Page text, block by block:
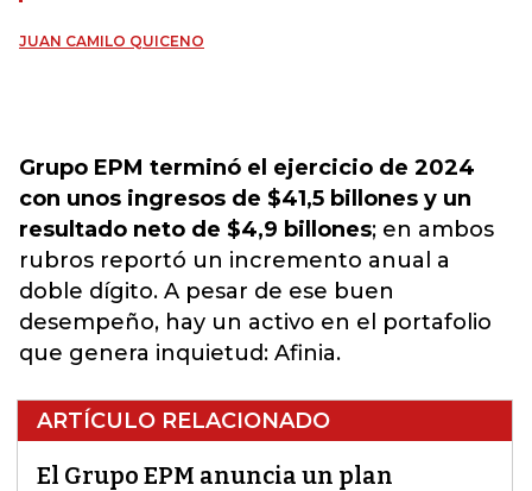
JUAN CAMILO QUICENO
Grupo EPM terminó el ejercicio de 2024
con unos ingresos de $41,5 billones y un
resultado neto de $4,9 billones; en ambos
rubros reportó un incremento anual a
doble dígito. A pesar de ese buen
desempeño, hay un activo en el portafolio
que genera inquietud: Afinia.
ARTÍCULO RELACIONADO
El Grupo EPM anuncia un plan